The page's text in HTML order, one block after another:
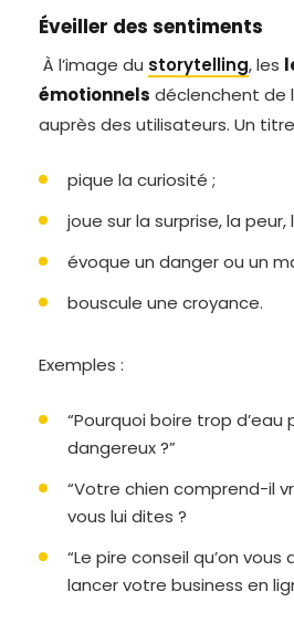
Éveiller des sentiments
À l’image du storytelling, les
émotionnels déclenchent de
auprès des utilisateurs. Un
pique la curiosité ;
joue sur la surprise, la peur,
évoque un danger ou un
bouscule une croyance.
Exemples :
“Pourquoi boire trop d’eau
dangereux ?”
“Votre chien comprend-il
vous lui dites ?
“Le pire conseil qu’on
lancer votre business en